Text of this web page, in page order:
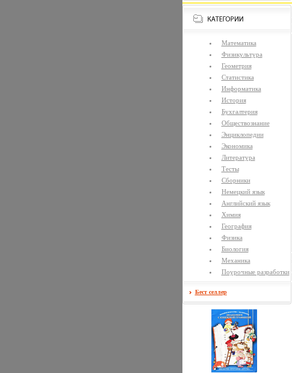
Математика
Физикультура
Геометрия
Статистика
Информатика
История
Бухгалтерия
Обществознание
Энциклопедии
Экономика
Литература
Тесты
Сборники
Немецкий язык
Английский язык
Химия
География
Физика
Биология
Механика
Поурочные разработки
Бест селлер